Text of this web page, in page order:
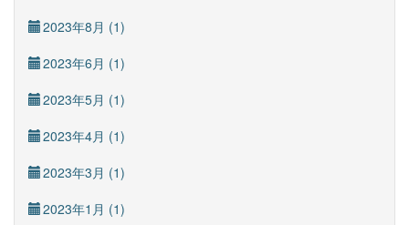
2023年8月 (1)
2023年6月 (1)
2023年5月 (1)
2023年4月 (1)
2023年3月 (1)
2023年1月 (1)